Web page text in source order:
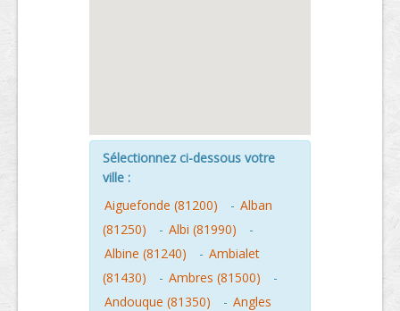
Sélectionnez ci-dessous votre
ville :
Aiguefonde (81200)
- Alban
(81250)
- Albi (81990)
-
Albine (81240)
- Ambialet
(81430)
- Ambres (81500)
-
Andouque (81350)
- Angles